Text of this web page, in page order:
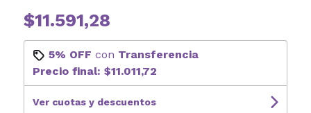
$11.591,28
5% OFF con Transferencia
Precio final: $11.011,72
Ver cuotas y descuentos